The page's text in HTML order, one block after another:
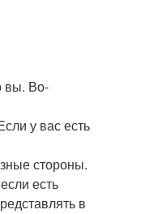
вы. Во-
у вас есть
стороны.
есть
в